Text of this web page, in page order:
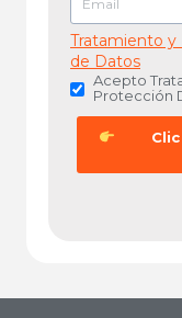
Tratamiento y
de Datos
Acepto
Protección